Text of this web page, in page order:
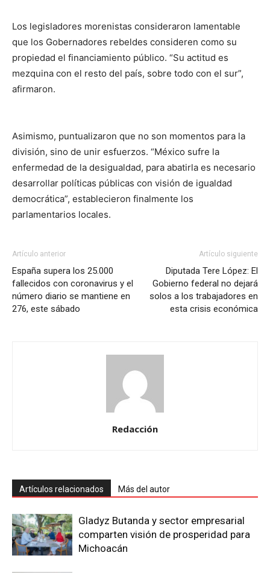
Los legisladores morenistas consideraron lamentable
que los Gobernadores rebeldes consideren como su
propiedad el financiamiento público. “Su actitud es
mezquina con el resto del país, sobre todo con el sur”,
afirmaron.
Asimismo, puntualizaron que no son momentos para la
división, sino de unir esfuerzos. “México sufre la
enfermedad de la desigualdad, para abatirla es necesario
desarrollar políticas públicas con visión de igualdad
democrática”, establecieron finalmente los
parlamentarios locales.
Artículo anterior
España supera los 25.000
fallecidos con coronavirus y el
número diario se mantiene en
276, este sábado
Artículo siguiente
Diputada Tere López: El
Gobierno federal no dejará
solos a los trabajadores en
esta crisis económica
Redacción
Artículos relacionados Más del autor
Gladyz Butanda y sector empresarial
comparten visión de prosperidad para
Michoacán